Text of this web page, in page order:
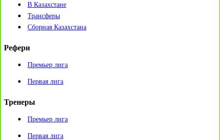
В Казахстане
Трансферы
Сборная Казахстана
Рефери
Премьер лига
Первая лига
Тренеры
Премьер лига
Первая лига